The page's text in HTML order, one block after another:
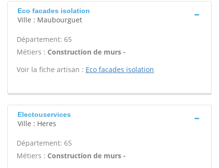
Eco facades isolation
Ville : Maubourguet
Département: 65
Métiers : Construction de murs -
Voir la fiche artisan : Eco facades isolation
Electouservices
Ville : Heres
Département: 65
Métiers : Construction de murs -